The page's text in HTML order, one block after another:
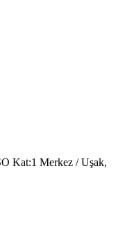
Kat:1 Merkez / Uşak,